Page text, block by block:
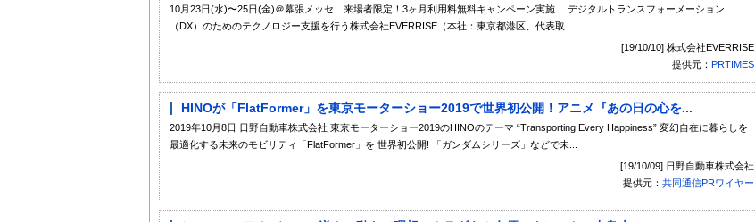
10月23日(水)〜25日(金)＠幕張メッセ 来場者限定！3ヶ月利用料無料キャンペーン実施 デジタルトランスフォーメーション
（DX）のためのテクノロジー支援を行う株式会社EVERRISE（本社：東京都港区、代表取...
[19/10/10] 株式会社EVERRISE
提供元： PRTIMES
HINOが「FlatFormer」を東京モーターショー2019で世界初公開！アニメ『あの日の心を...
2019年10月8日 日野自動車株式会社 東京モーターショー2019のHINOのテーマ “Transporting Every Happiness” 変幻自在に暮らしを
最適化する未来のモビリティ「FlatFormer」を 世界初公開! 「ガンダムシリーズ」などで未...
[19/10/09] 日野自動車株式会社
提供元： 共同通信PRワイヤー